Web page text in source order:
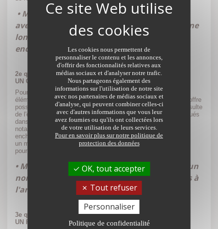
• Mention ! Les acheteurs qui se présentent
avec une simulation bancaire partent avec une
longueur d'avance pour participer aux
enchères.
2e qualité
UN CANDIDAT MOTIVÉ
Pour réussir son acquisition, l'acheteur peut compter sur des
éléments attractifs. À commencer par le prix de la " première offre
possible " qui permet de lancer les offres pour votre bien. Il résulte
de l'expertise réalisée par le notaire qui maîtrise les prix pratiqués
dans le secteur. Pour stimuler au maximum les acquéreurs, le
notaire applique une légère décote, histoire de faire monter les
enchères. De votre côté, le notaire vous a invité à signer
un mandat exclusif de recherche d'acquéreurs de courte durée
pour valider la transaction.
• Mention ! Les inscrits à la vente atteignent un
nombre record et cela promet un large succès à
l'arrivée.
3e qualité
UN PARTICIPANT DÉTERMINÉ
Les cookies nous permettent de
personnaliser le contenu et les annonces,
d'offrir des fonctionnalités relatives aux
médias sociaux et d'analyser notre trafic.
Nous partageons également des
informations sur l'utilisation de notre site
avec nos partenaires de médias sociaux et
d'analyse, qui peuvent combiner celles-ci
avec d'autres informations que vous leur
avez fournies ou qu'ils ont collectées lors
de votre utilisation de leurs services.
Pour en savoir plus sur notre politique de
protection des données
OK, tout accepter
Tout refuser
Personnaliser
Politique de confidentialité